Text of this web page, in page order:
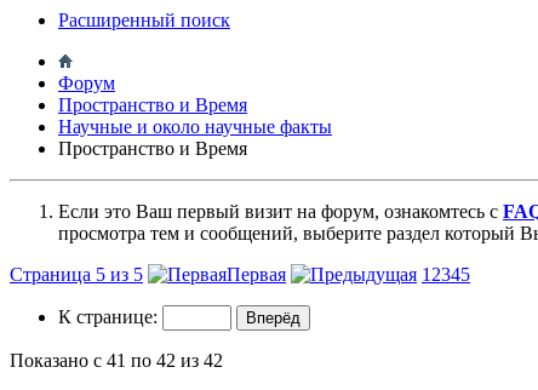
Расширенный поиск
Форум
Пространство и Время
Научные и около научные факты
Пространство и Время
Если это Ваш первый визит на форум, ознакомтесь с
просмотра тем и сообщений, выберите раздел который
Страница 5 из 5
Первая 1 2345
К странице:
Показано с 41 по 42 из 42